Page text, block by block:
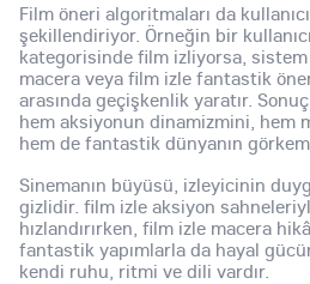
Film öneri algoritmaları da kullanıcı
şekillendiriyor. Örneğin bir
kategorisinde film izliyorsa,
macera veya film izle fantastik
arasında geçişkenlik yaratır.
hem aksiyonun dinamizmini, hem
hem de fantastik dünyanın
Sinemanın büyüsü, izleyicinin
gizlidir. film izle aksiyon
hızlandırırken, film izle macera
fantastik yapımlarla da hayal
kendi ruhu, ritmi ve dili vardır.